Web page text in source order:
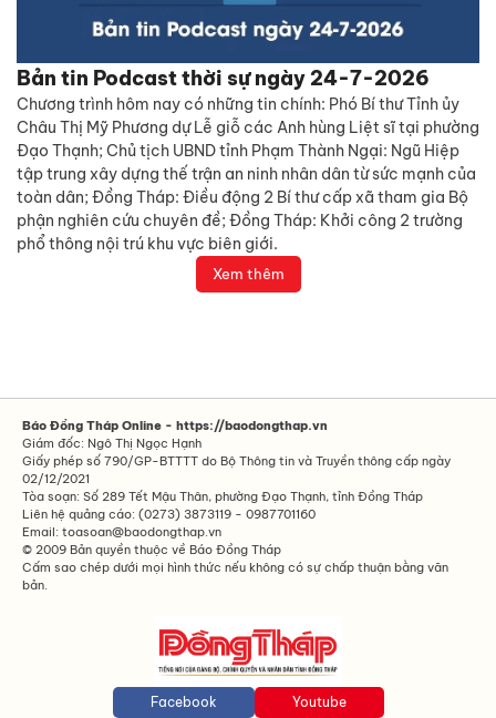
Bản tin Podcast thời sự ngày 24-7-2026
Chương trình hôm nay có những tin chính: Phó Bí thư Tỉnh ủy
Châu Thị Mỹ Phương dự Lễ giỗ các Anh hùng Liệt sĩ tại phường
Đạo Thạnh; Chủ tịch UBND tỉnh Phạm Thành Ngại: Ngũ Hiệp
tập trung xây dựng thế trận an ninh nhân dân từ sức mạnh của
toàn dân; Đồng Tháp: Điều động 2 Bí thư cấp xã tham gia Bộ
phận nghiên cứu chuyên đề; Đồng Tháp: Khởi công 2 trường
phổ thông nội trú khu vực biên giới.
Xem thêm
Báo Đồng Tháp Online - https://baodongthap.vn
Giám đốc: Ngô Thị Ngọc Hạnh
Giấy phép số 790/GP-BTTTT do Bộ Thông tin và Truyền thông cấp ngày
02/12/2021
Tòa soạn: Số 289 Tết Mậu Thân, phường Đạo Thạnh, tỉnh Đồng Tháp
Liên hệ quảng cáo: (0273) 3873119 - 0987701160
Email: toasoan@baodongthap.vn
© 2009 Bản quyền thuộc về Báo Đồng Tháp
Cấm sao chép dưới mọi hình thức nếu không có sự chấp thuận bằng văn
bản.
Facebook Youtube